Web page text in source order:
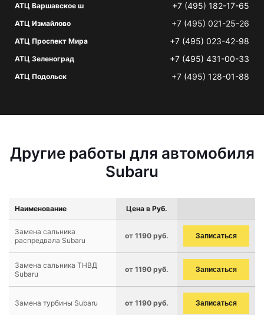
АТЦ Варшавское ш +7 (495) 182-17-65
АТЦ Измайлово +7 (495) 021-25-26
АТЦ Проспект Мира +7 (495) 023-42-98
АТЦ Зеленоград +7 (495) 431-00-33
АТЦ Подольск +7 (495) 128-01-88
Другие работы для автомобиля
Subaru
Наименование Цена в Руб.
Замена сальника
распредвала Subaru
от 1190 руб. Записаться
Замена сальника ТНВД
Subaru
от 1190 руб. Записаться
Замена турбины Subaru от 1190 руб. Записаться